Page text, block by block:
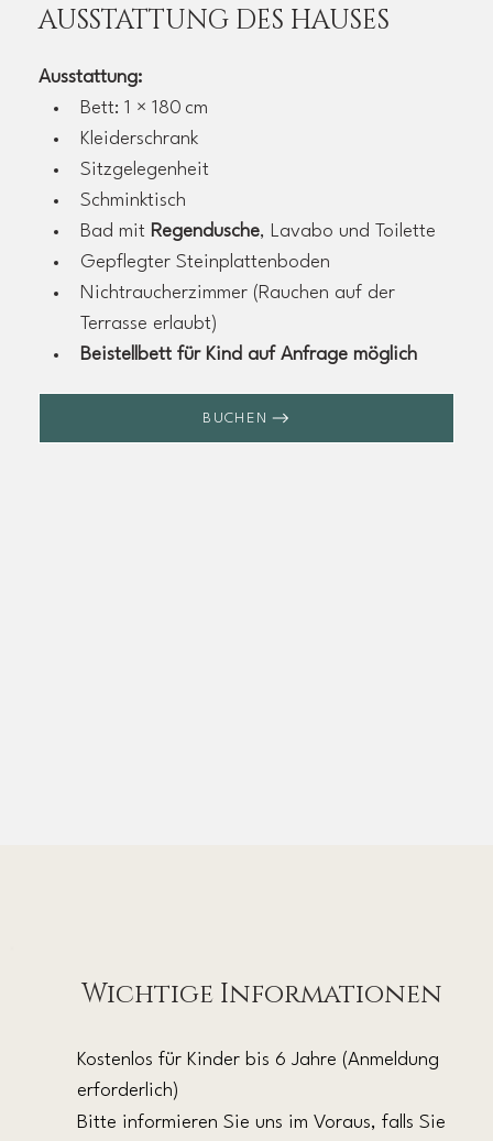
AUSSTATTUNG DES HAUSES
Ausstattung:
Bett: 1 × 180 cm
Kleiderschrank
Sitzgelegenheit
Schminktisch
Bad mit Regendusche, Lavabo und Toilette
Gepflegter Steinplattenboden
Nichtraucherzimmer (Rauchen auf der
Terrasse erlaubt)
Beistellbett für Kind auf Anfrage möglich
BUCHEN
Wichtige Informationen
Kostenlos für Kinder bis 6 Jahre (Anmeldung
erforderlich)
Bitte informieren Sie uns im Voraus, falls Sie